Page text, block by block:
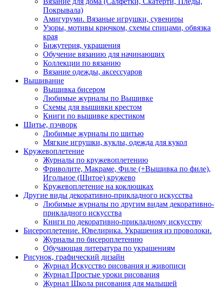
Покрывала)
Амигуруми. Вязаные игрушки, сувениры
Узоры, мотивы крючком, схемы спицами, обвязка
края
Бижутерия, украшения
Обучение вязанию для начинающих
Коллекции по вязанию
Вязание одежды, аксессуаров
Вышивание
Вышивка бисером
Любимые журналы по Вышивке
Схемы для вышивки крестом
Книги по вышивке крестиком
Шитье, пэчворк
Любимые журналы по шитью
Мягкие игрушки, куклы, одежда для кукол
Кружевоплетение
Журналы по кружевоплетению
Фриволите, Макраме, Филе (+Вышивка по филе),
Игольное (Шитое) кружево
Кружевоплетение на коклюшках
Другие виды декоративно-прикладного искусства
Любимые журналы по другим видам декоративно-
прикладного искусства
Книги по декоративно-прикладному искусству
Бисероплетение. Ювелирика. Украшения из проволоки.
Журналы по бисероплетению
Обучающая литература по украшениям
Рисунок, графический дизайн
Журнал Искусство рисования и живописи
Журнал Простые уроки рисования
Журнал Школа рисования для малышей